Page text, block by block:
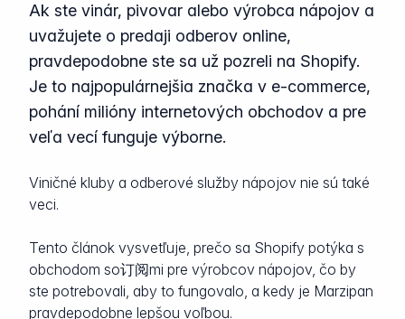
Ak ste vinár, pivovar alebo výrobca nápojov a
uvažujete o predaji odberov online,
pravdepodobne ste sa už pozreli na Shopify.
Je to najpopulárnejšia značka v e-commerce,
pohání milióny internetových obchodov a pre
veľa vecí funguje výborne.
Viničné kluby a odberové služby nápojov nie sú také
veci.
Tento článok vysvetľuje, prečo sa Shopify potýka s
obchodom so订阅mi pre výrobcov nápojov, čo by
ste potrebovali, aby to fungovalo, a kedy je Marzipan
pravdepodobne lepšou voľbou.